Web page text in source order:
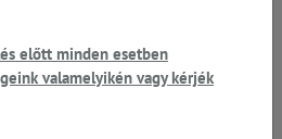
szeletelő tárcsák
előtt minden esetben
valamelyikén vagy kérjék